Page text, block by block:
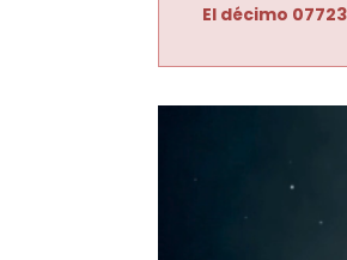
El décimo